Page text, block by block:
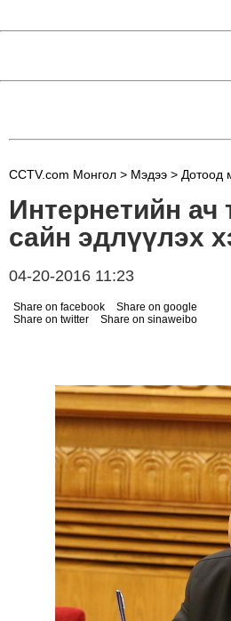
CCTV.com Монгол > Мэдээ > Дотоод
Интернетийн
сайн эдлүүлэх
04-20-2016 11:23
Share on facebook
Share on google
Share on twitter
Share on sinaweibo